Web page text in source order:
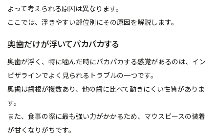
よって考えられる原因は異なります。
ここでは、浮きやすい部位別にその原因を解説します。
奥歯だけが浮いてパカパカする
奥歯が浮く、特に噛んだ時にパカパカする感覚があるのは、イン
ビザラインでよく見られるトラブルの一つです。
奥歯は歯根が複数あり、他の歯に比べて動きにくい性質がありま
す。
また、食事の際に最も強い力がかかるため、マウスピースの装着
が甘くなりがちです。